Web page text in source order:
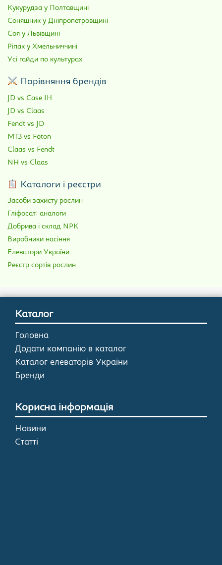
Кукурудза у Полтавщині
Соняшник у Дніпропетровщині
Соя у Львівщині
Ріпак у Хмельниччині
Усі гайди по культурах
Порівняння брендів
JD vs Case IH
JD vs Claas
Fendt vs JD
МТЗ vs Foton
Claas vs Fendt
NH vs Claas
Каталоги і реєстри
Засоби захисту рослин
Гліфосат: аналоги
Добрива і склад NPK
Виробники насіння
Елеватори України
Реєстр сортів рослин
Каталог
Головна
Додати компанію в каталог
Каталог елеваторів України
Бренди
Корисна інформація
Новини
Статті